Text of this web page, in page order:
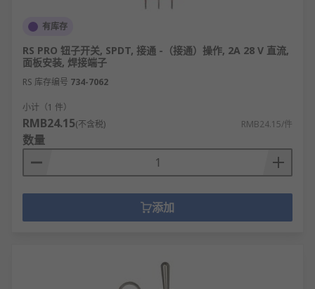
安装方式灵活：支持面板嵌入式、PCB焊接
式、导线直连式等安装，适配各类设备结构设
环境适应性强：防水型可达IP67，耐高温型可
在-40℃~125℃环境工作，满足工业、户外场景
成本效益突出：相比旋钮开关、按钮开关，结
构简单且量产成熟，单价低至0.5元起，适合低
成本方案。
拨动开关的类型
单刀单掷开关 (SPST)：最基础类型，一组触
单刀双掷开关 (SPDT)：一组动触点，可在两个
有库存
RS PRO 钮子开关, SPDT, 接通 -（接通）操作, 2A 28 V 直流,
面板安装, 焊接端子
RS 库存编号 734-7062
小计（1 件）
RMB24.15(不含税) RMB24.15/件
数量
添加